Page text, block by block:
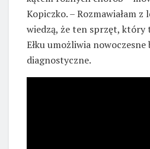
Kopiczko. – Rozmawiałam
wiedzą, że ten sprzęt, który
Ełku umożliwia nowoczesne
diagnostyczne.